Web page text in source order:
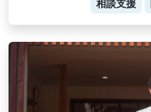
相談支援